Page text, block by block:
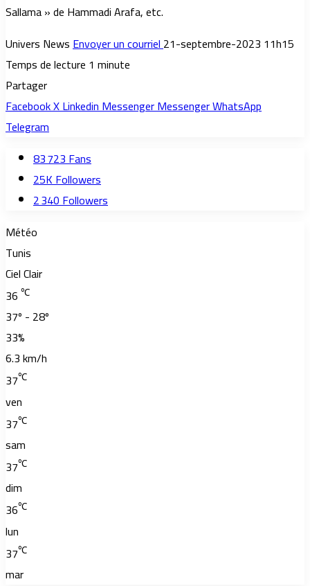
Sallama » de Hammadi Arafa, etc.
Univers NewsEnvoyer un courriel21-septembre-2023 11h15
Temps de lecture 1 minute
Partager
FacebookXLinkedinMessengerMessengerWhatsApp
Telegram
83 723Fans
25KFollowers
2 340Followers
Météo
Tunis
Ciel Clair
36 ℃
37º - 28º
33%
6.3 km/h
37℃
ven
37℃
sam
37℃
dim
36℃
lun
37℃
mar